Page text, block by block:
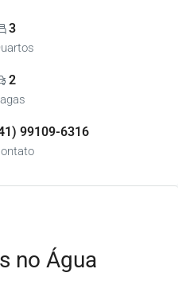
3
2
99109-6316
no Água